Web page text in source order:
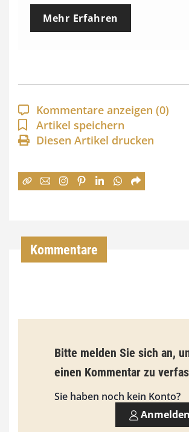
e
p
a
n
n
:
€
i
s
9
Mehr Erfahren
Kommentare anzeigen (0)
Artikel speichern
Diesen Artikel drucken
Kommentare
Bitte melden Sie sich an,
einen Kommentar zu
Sie haben noch kein Konto?
Anmelden